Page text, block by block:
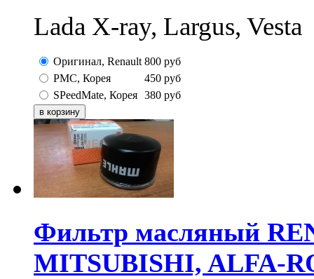
Lada X-ray, Largus, Vesta
Оригинал, Renault 800 руб
PMC, Корея
450 руб
SPeedMate, Корея 380 руб
Фильтр масляный
MITSUBISHI, ALFA-